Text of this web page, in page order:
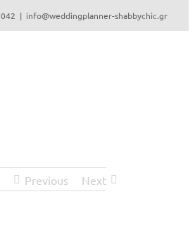
| info@weddingplanner-shabbychic.gr
Previous Next